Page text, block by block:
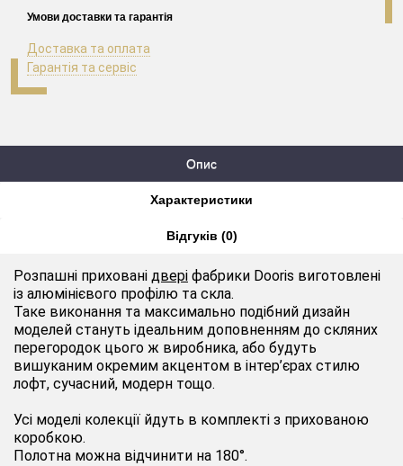
Умови доставки та гарантія
Доставка та оплата
Гарантія та сервіс
Опис
Характеристики
Відгуків (0)
Розпашні приховані двері фабрики Dooris виготовлені
із алюмінієвого профілю та скла.
Таке виконання та максимально подібний дизайн
моделей стануть ідеальним доповненням до скляних
перегородок цього ж виробника, або будуть
вишуканим окремим акцентом в інтер’єрах стилю
лофт, сучасний, модерн тощо.
Усі моделі колекції йдуть в комплекті з прихованою
коробкою.
Полотна можна відчинити на 180°.